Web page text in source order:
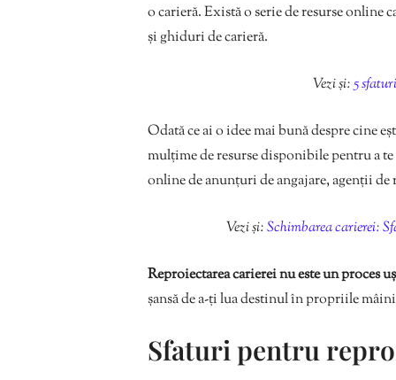
o carieră. Există o serie de resurse online
și ghiduri de carieră.
Vezi și:5
Odată ce ai o idee mai bună despre cine
mulțime de resurse disponibile pentru a
online de anunțuri de angajare, agenții de
Vezi și:Schimbarea carierei:
Reproiectarea carierei nu este un proces
șansă de a-ți lua destinul în propriile
Sfaturi pentru